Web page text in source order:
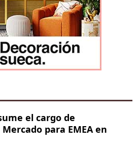
el cargo de
para EMEA en